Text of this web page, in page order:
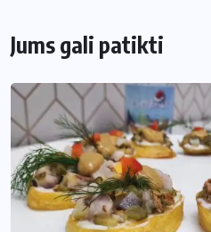
Jums gali patikti